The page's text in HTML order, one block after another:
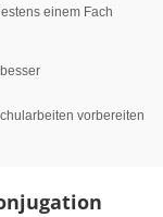
einem Fach
vorbereiten